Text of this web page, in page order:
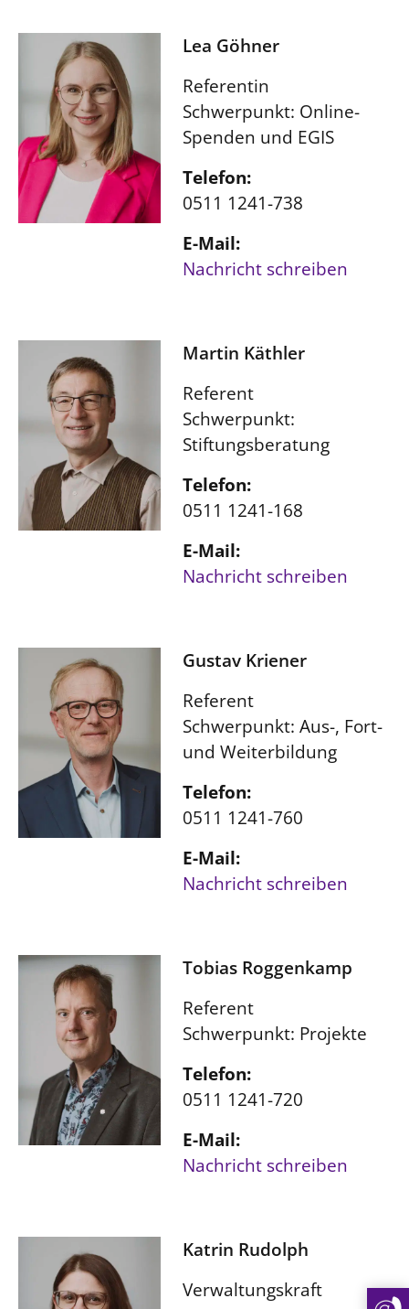
Lea Göhner
Referentin
Schwerpunkt: Online-
Spenden und EGIS
Telefon:
0511 1241-738
E-Mail:
Nachricht schreiben
Martin Käthler
Referent
Schwerpunkt:
Stiftungsberatung
Telefon:
0511 1241-168
E-Mail:
Nachricht schreiben
Gustav Kriener
Referent
Schwerpunkt: Aus-, Fort-
und Weiterbildung
Telefon:
0511 1241-760
E-Mail:
Nachricht schreiben
Tobias Roggenkamp
Referent
Schwerpunkt: Projekte
Telefon:
0511 1241-720
E-Mail:
Nachricht schreiben
Katrin Rudolph
Verwaltungskraft